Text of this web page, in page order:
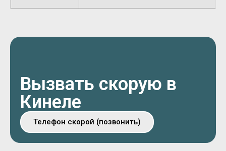
Вызвать скорую в
Кинеле
Телефон скорой (позвонить)